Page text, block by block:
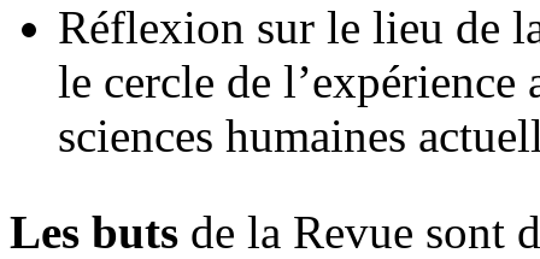
Réflexion sur le lieu de
le cercle de
sciences humaines
Les buts de la Revue sont